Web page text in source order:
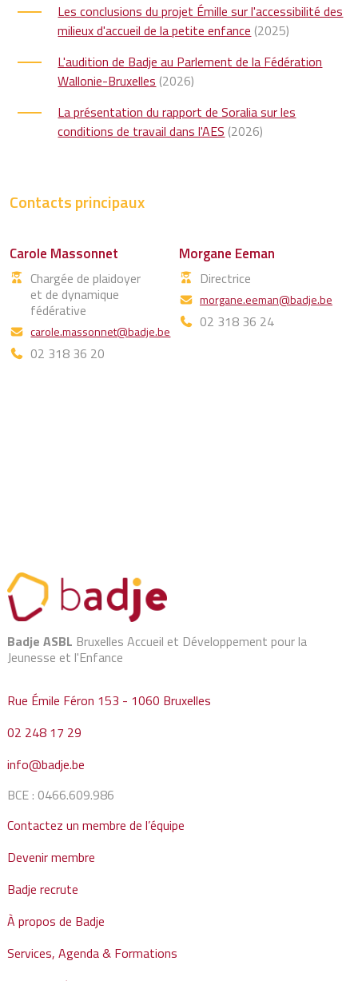
Les conclusions du projet Émille sur l'accessibilité des
milieux d'accueil de la petite enfance (2025)
L'audition de Badje au Parlement de la Fédération
Wallonie-Bruxelles (2026)
La présentation du rapport de Soralia sur les
conditions de travail dans l'AES (2026)
Contacts principaux
Carole Massonnet
Chargée de plaidoyer
et de dynamique
fédérative
carole.massonnet@badje.be
02 318 36 20
Morgane Eeman
Directrice
morgane.eeman@badje.be
02 318 36 24
Badje ASBL Bruxelles Accueil et Développement pour la
Jeunesse et l'Enfance
Rue Émile Féron 153 - 1060 Bruxelles
02 248 17 29
info@badje.be
BCE : 0466.609.986
Contactez un membre de l’équipe
Devenir membre
Badje recrute
À propos de Badje
Services, Agenda & Formations